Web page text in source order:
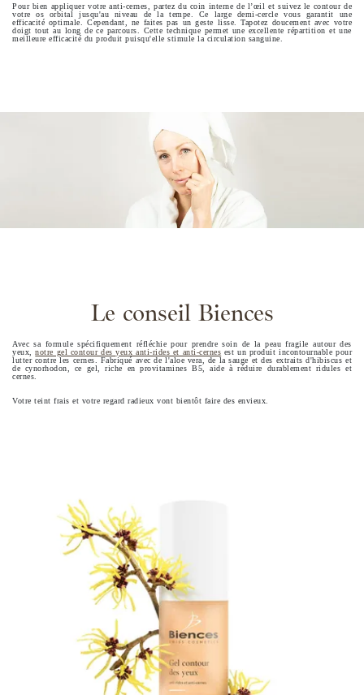
Pour bien appliquer votre anti-cernes, partez du coin interne de l’œil et suivez le contour de
votre os orbital jusqu'au niveau de la tempe. Ce large demi-cercle vous garantit une
efficacité optimale. Cependant, ne faites pas un geste lisse. Tapotez doucement avec votre
doigt tout au long de ce parcours. Cette technique permet une excellente répartition et une
meilleure efficacité du produit puisqu'elle stimule la circulation sanguine.
Le conseil Biences
Avec sa formule spécifiquement réfléchie pour prendre soin de la peau fragile autour des
yeux,notre gel contour des yeux anti-rides et anti-cernes est un produit incontournable pour
lutter contre les cernes. Fabriqué avec de l'aloe vera, de la sauge et des extraits d'hibiscus et
de cynorhodon, ce gel, riche en provitamines B5, aide à réduire durablement ridules et
cernes.
Votre teint frais et votre regard radieux vont bientôt faire des envieux.